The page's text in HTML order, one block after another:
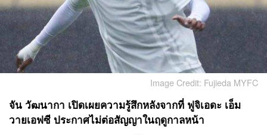
Image Credit: Fujieda MYFC
จัน วัฒนากา เปิดเผยความรู้สึกหลังจากที่ ฟูจิเอดะ เอ็ม
วายเอฟซี ประกาศไม่ต่อสัญญาในฤดูกาลหน้า